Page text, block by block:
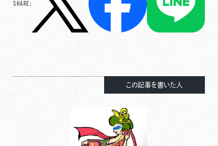
SHARE:
この記事を書いた人